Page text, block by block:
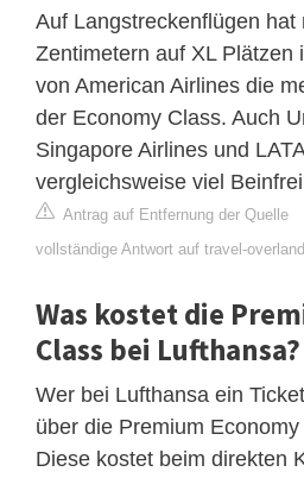
Auf Langstreckenflügen
Zentimetern auf XL Plätzen
von American Airlines die
der Economy Class. Auch
Singapore Airlines und
vergleichsweise viel
Antrag auf Entfernung der Quelle
vollständige Antwort auf travel-
Was kostet die
Class bei Lufthansa?
Wer bei Lufthansa ein
über die Premium
Diese kostet beim direkten